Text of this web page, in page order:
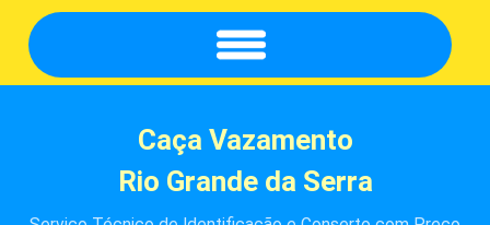
Caça Vazamento
Rio Grande da Serra